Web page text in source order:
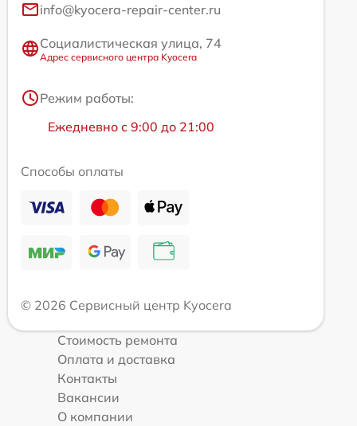
info@kyocera-repair-center.ru
Социалистическая улица, 74
Адрес сервисного центра Kyocera
Режим работы:
Ежедневно с 9:00 до 21:00
Способы оплаты
© 2026 Сервисный центр Kyocera
Стоимость ремонта
Оплата и доставка
Контакты
Вакансии
О компании